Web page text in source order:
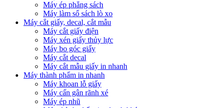
Máy ép phẳng sách
Máy làm sổ sách lò xo
Máy cắt giấy, decal, cắt mẫu
Máy cắt giấy điện
Máy xén giấy thủy lực
Máy bo góc giấy
Máy cắt decal
Máy cắt mẫu giấy in nhanh
Máy thành phẩm in nhanh
Máy khoan lỗ giấy
Máy cấn gân rãnh xé
Máy ép nhũ